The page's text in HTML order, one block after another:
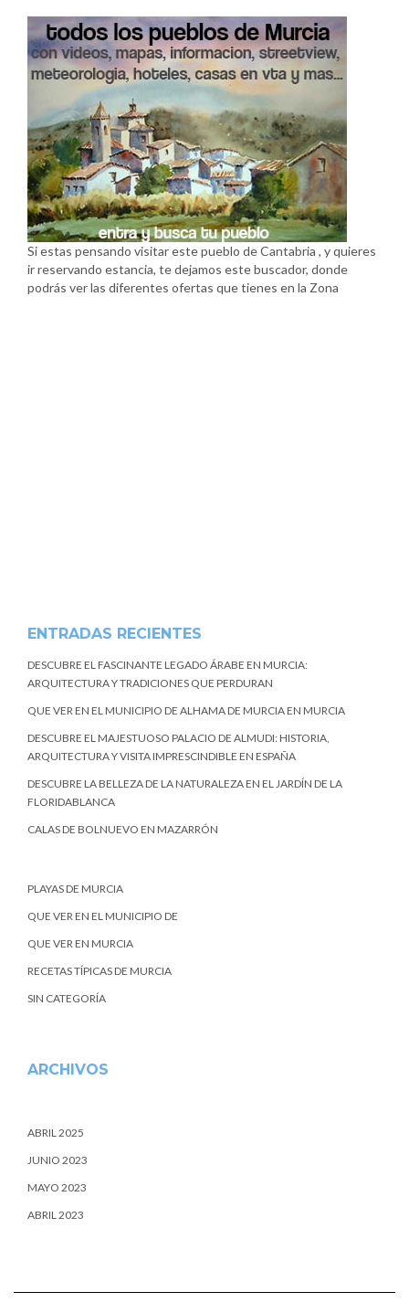
Si estas pensando visitar este pueblo de Cantabria , y quieres
ir reservando estancia, te dejamos este buscador, donde
podrás ver las diferentes ofertas que tienes en la Zona
ENTRADAS RECIENTES
DESCUBRE EL FASCINANTE LEGADO ÁRABE EN MURCIA:
ARQUITECTURA Y TRADICIONES QUE PERDURAN
QUE VER EN EL MUNICIPIO DE ALHAMA DE MURCIA EN MURCIA
DESCUBRE EL MAJESTUOSO PALACIO DE ALMUDI: HISTORIA,
ARQUITECTURA Y VISITA IMPRESCINDIBLE EN ESPAÑA
DESCUBRE LA BELLEZA DE LA NATURALEZA EN EL JARDÍN DE LA
FLORIDABLANCA
CALAS DE BOLNUEVO EN MAZARRÓN
PLAYAS DE MURCIA
QUE VER EN EL MUNICIPIO DE
QUE VER EN MURCIA
RECETAS TÍPICAS DE MURCIA
SIN CATEGORÍA
ARCHIVOS
ABRIL 2025
JUNIO 2023
MAYO 2023
ABRIL 2023